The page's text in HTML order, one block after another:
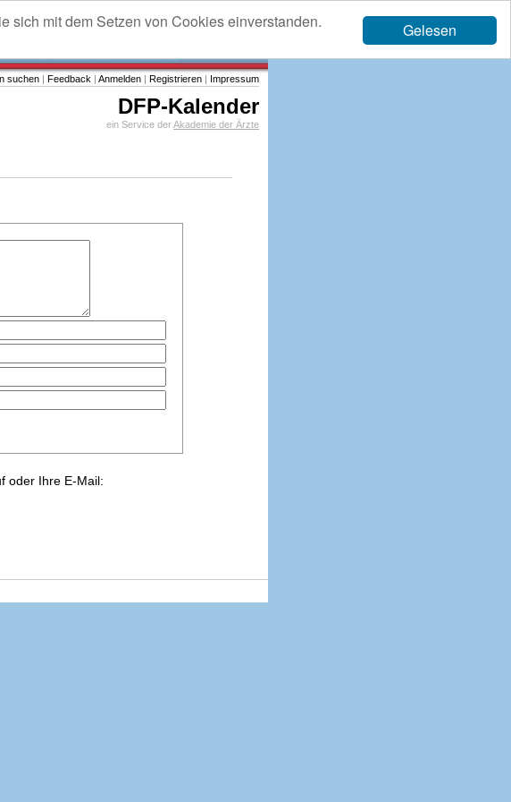
Gelesen
sich mit dem Setzen von Cookies einverstanden.
suchen | Feedback | Anmelden | Registrieren | Impressum
DFP-Kalender
ein Service derAkademie der Ärzte
oder Ihre E-Mail: